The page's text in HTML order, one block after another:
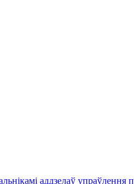
аддзелаў упраўлення